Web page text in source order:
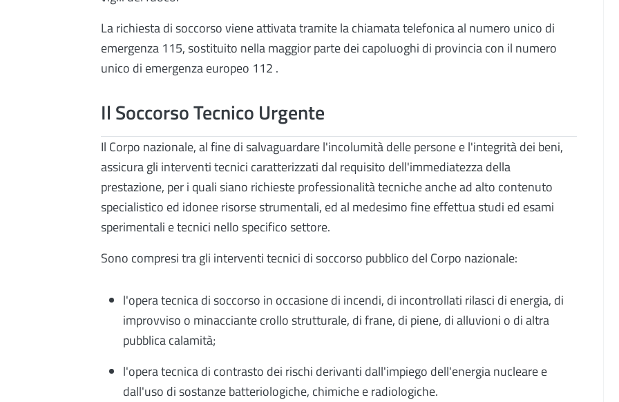
La richiesta di soccorso viene attivata tramite la chiamata telefonica al numero unico di
emergenza 115, sostituito nella maggior parte dei capoluoghi di provincia con il numero
unico di emergenza europeo 112 .
Il Soccorso Tecnico Urgente
Il Corpo nazionale, al fine di salvaguardare l'incolumità delle persone e l'integrità dei beni,
assicura gli interventi tecnici caratterizzati dal requisito dell'immediatezza della
prestazione, per i quali siano richieste professionalità tecniche anche ad alto contenuto
specialistico ed idonee risorse strumentali, ed al medesimo fine effettua studi ed esami
sperimentali e tecnici nello specifico settore.
Sono compresi tra gli interventi tecnici di soccorso pubblico del Corpo nazionale:
l'opera tecnica di soccorso in occasione di incendi, di incontrollati rilasci di energia, di
improvviso o minacciante crollo strutturale, di frane, di piene, di alluvioni o di altra
pubblica calamità;
l'opera tecnica di contrasto dei rischi derivanti dall'impiego dell'energia nucleare e
dall'uso di sostanze batteriologiche, chimiche e radiologiche.